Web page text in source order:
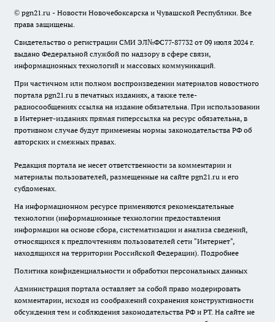
© pgn21.ru - Новости Новочебоксарска и Чувашской Республики. Все
права защищены.
Свидетельство о регистрации СМИ ЭЛ№ФС77-87732 от 09 июля 2024 г.
выдано Федеральной службой по надзору в сфере связи,
информационных технологий и массовых коммуникаций.
При частичном или полном воспроизведении материалов новостного
портала pgn21.ru в печатных изданиях, а также теле-
радиосообщениях ссылка на издание обязательна. При использовании
в Интернет-изданиях прямая гиперссылка на ресурс обязательна, в
противном случае будут применены нормы законодательства РФ об
авторских и смежных правах.
Редакция портала не несет ответственности за комментарии и
материалы пользователей, размещенные на сайте pgn21.ru и его
субдоменах.
На информационном ресурсе применяются рекомендательные
технологии (информационные технологии предоставления
информации на основе сбора, систематизации и анализа сведений,
относящихся к предпочтениям пользователей сети "Интернет",
находящихся на территории Российской Федерации). Подробнее
Политика конфиденциальности и обработки персональных данных
Администрация портала оставляет за собой право модерировать
комментарии, исходя из соображений сохранения конструктивности
обсуждения тем и соблюдения законодательства РФ и РТ. На сайте не